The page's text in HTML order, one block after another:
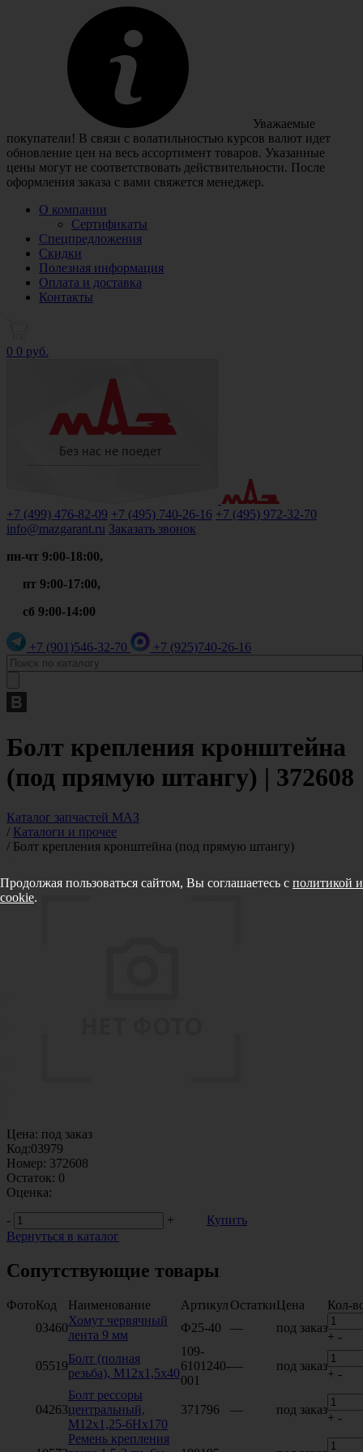
Уважаемые
покупатели! В связи с волатильностью курсов валют идет
обновление цен на весь ассортимент товаров. Указанные
цены могут не соответствовать действительности. После
оформления заказа с вами свяжется менеджер.
О компании
Сертификаты
Спецпредложения
Скидки
Полезная информация
Оплата и доставка
Контакты
0 0 руб.
+7 (499) 476-82-09 +7 (495) 740-26-16 +7 (495) 972-32-70
info@mazgarant.ru Заказать звонок
пн-чт 9:00-18:00,
пт 9:00-17:00,
сб 9:00-14:00
+7 (901)546-32-70 +7 (925)740-26-16
Болт крепления кронштейна
(под прямую штангу) | 372608
Каталог запчастей МАЗ
/ Каталоги и прочее
/ Болт крепления кронштейна (под прямую штангу)
Цена: под заказ
Код:03979
Номер: 372608
Остаток: 0
Оценка:
-
+
Купить
Вернуться в каталог
Сопутствующие товары
ФотоКод Наименование Артикул ОстаткиЦена
Кол-
03460
Хомут червячный
лента 9 мм
Ф25-40 — под заказ
+ -
05519
Болт (полная
резьба), М12х1,5х40
109-
6101240-
001
— под заказ
+ -
04263
Болт рессоры
центральный,
М12х1,25-6Нх170
371796 — под заказ
+ -
Ремень крепления
Продолжая пользоваться сайтом, Вы соглашаетесь с политикой
cookie.